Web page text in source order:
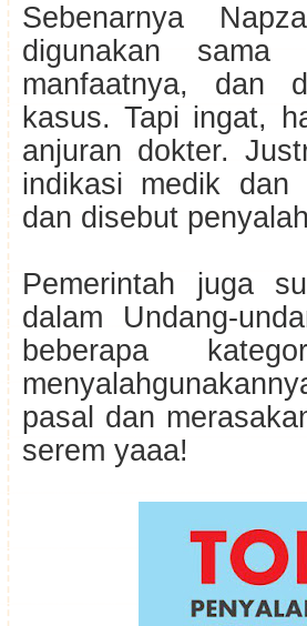
Sebenarnya
digunakan
manfaatnya, dan
kasus. Tapi ingat,
anjuran dokter.
indikasi medik dan
dan disebut
Pemerintah juga
dalam Undang-
beberapa
pasal dan
serem yaaa!